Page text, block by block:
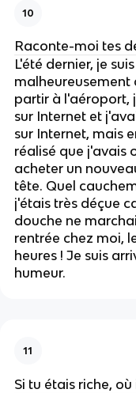
10
Raconte-moi tes
L'été dernier, je
malheureusement
partir à l'aéroport,
sur Internet et
sur Internet, mais
réalisé que j'avais
acheter un
tête. Quel
j'étais très déçue
douche ne
rentrée chez moi,
heures ! Je suis
humeur.
11
Si tu étais riche,